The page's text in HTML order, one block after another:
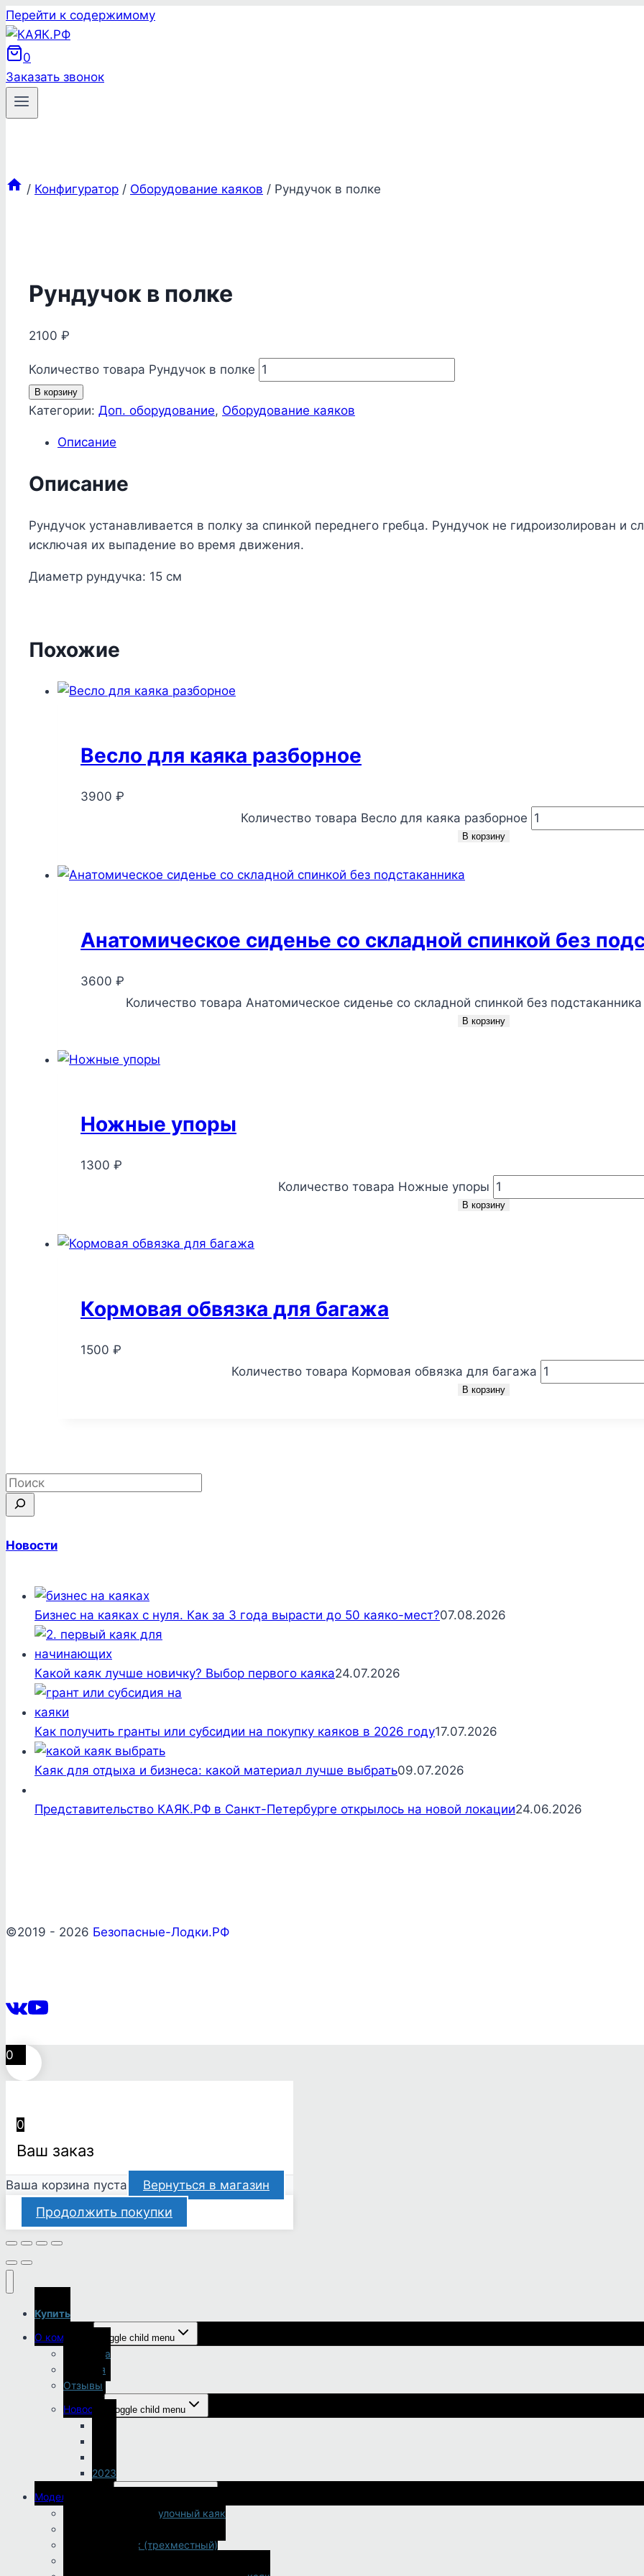
Перейти к содержимому
0
Заказать звонок
/ Конфигуратор / Оборудование каяков / Рундучок в полке
Рундучок в полке
2100 ₽
Количество товара Рундучок в полке
В корзину
Категории: Доп. оборудование, Оборудование каяков
Описание
Описание
Рундучок устанавливается в полку за спинкой переднего гребца. Рундучок не гидроизолирован и
исключая их выпадение во время движения.
Диаметр рундучка: 15 см
Похожие
Весло для каяка разборное
3900 ₽
Количество товара Весло для каяка разборное
В корзину
Анатомическое сиденье со складной спинкой без
3600 ₽
Количество товара Анатомическое сиденье со складной спинкой без подстаканника
В корзину
Ножные упоры
1300 ₽
Количество товара Ножные упоры
В корзину
Кормовая обвязка для багажа
1500 ₽
Количество товара Кормовая обвязка для багажа
В корзину
Новости
Бизнес на каяках с нуля. Как за 3 года вырасти до 50 каяко-мест?07.08.2026
Какой каяк лучше новичку? Выбор первого каяка24.07.2026
Как получить гранты или субсидии на покупку каяков в 2026 году17.07.2026
Каяк для отдыха и бизнеса: какой материал лучше выбрать09.07.2026
Представительство КАЯК.РФ в Санкт-Петербурге открылось на новой локации24.06.2026
©2019 - 2026 Безопасные-Лодки.РФ
0
0
Ваш заказ
Ваша корзина пуста Вернуться в магазин
Продолжить покупки
Купить
О компании
Toggle child menu
Доставка
История
Отзывы
Новости
Toggle child menu
2023
Модельный ряд
Одноместный прогулочный каяк
Семейный каяк (трехместный)